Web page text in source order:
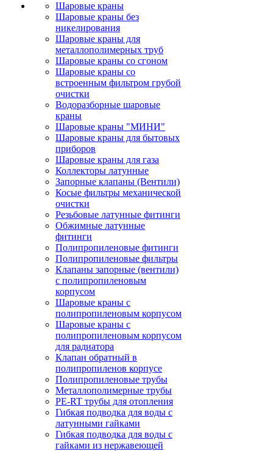
Шаровые краны
Шаровые краны без
никелирования
Шаровые краны для
металлополимерных труб
Шаровые краны со сгоном
Шаровые краны со
встроенным фильтром грубой
очистки
Водоразборные шаровые
краны
Шаровые краны "МИНИ"
Шаровые краны для бытовых
приборов
Шаровые краны для газа
Коллекторы латунные
Запорные клапаны (Вентили)
Косые фильтры механической
очистки
Резьбовые латунные фитинги
Обжимные латунные
фитинги
Полипропиленовые фитинги
Полипропиленовые фильтры
Клапаны запорные (вентили)
с полипропиленовым
корпусом
Шаровые краны с
полипропиленовым корпусом
Шаровые краны с
полипропиленовым корпусом
для радиатора
Клапан обратный в
полипропиленов корпусе
Полипропиленовые трубы
Металлополимерные трубы
PE-RT трубы для отопления
Гибкая подводка для воды с
латунными гайками
Гибкая подводка для воды с
гайками из нержавеющей